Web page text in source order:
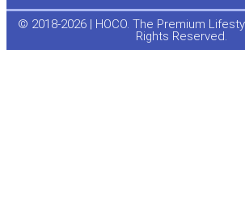
© 2018-2026 | HOCO. The Premium
Rights Reserved.